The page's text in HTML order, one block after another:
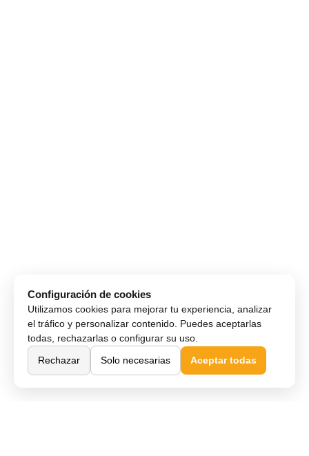
Configuración de cookies
Utilizamos cookies para mejorar tu experiencia, analizar
el tráfico y personalizar contenido. Puedes aceptarlas
todas, rechazarlas o configurar su uso.
Rechazar
Solo necesarias Aceptar todas